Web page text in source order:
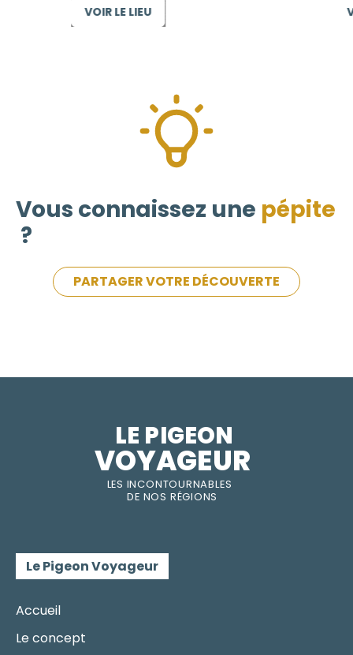
VOIR LE LIEU
Vous connaissez une pépite
?
PARTAGER VOTRE DÉCOUVERTE
LES INCONTOURNABLES
DE NOS RÉGIONS
LE PIGEON
VOYAGEUR
Le Pigeon Voyageur
Accueil
Le concept